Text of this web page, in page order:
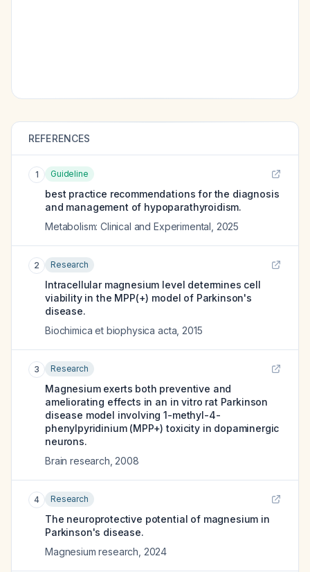
REFERENCES
1 Guideline
best practice recommendations for the diagnosis
and management of hypoparathyroidism.
Metabolism: Clinical and Experimental 2025
2 Research
Intracellular magnesium level determines cell
viability in the MPP(+) model of Parkinson's
disease.
Biochimica et biophysica acta 2015
3 Research
Magnesium exerts both preventive and
ameliorating effects in an in vitro rat Parkinson
disease model involving 1-methyl-4-
phenylpyridinium (MPP+) toxicity in dopaminergic
neurons.
Brain research 2008
4 Research
The neuroprotective potential of magnesium in
Parkinson's disease.
Magnesium research 2024